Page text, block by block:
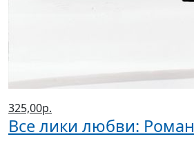
325,00р.
Все лики любви: Роман